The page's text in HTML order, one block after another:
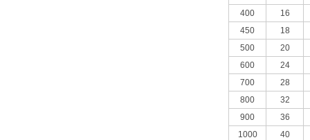
400
16
450
18
500
20
600
24
700
28
800
32
900
36
1000
40